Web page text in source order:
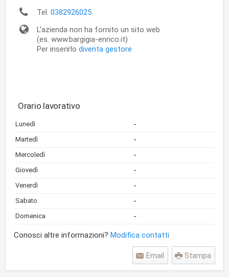
Tel. 0382926025
L'azienda non ha fornito un sito web
(es. www.bargigia-enrico.it)
Per inserirlo diventa gestore
Orario lavorativo
Lunedì -
Martedì -
Mercoledì -
Giovedì -
Venerdì -
Sabato -
Domenica -
Conosci altre informazioni? Modifica contatti
Stampa
Email